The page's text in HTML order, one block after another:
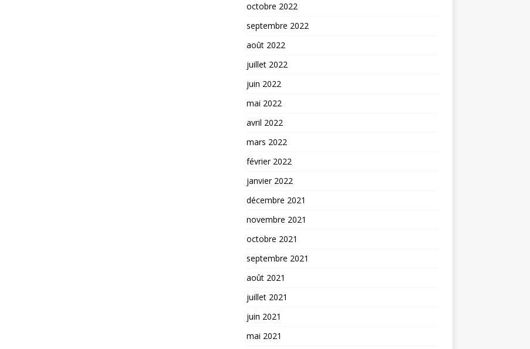
octobre 2022
septembre 2022
août 2022
juillet 2022
juin 2022
mai 2022
avril 2022
mars 2022
février 2022
janvier 2022
décembre 2021
novembre 2021
octobre 2021
septembre 2021
août 2021
juillet 2021
juin 2021
mai 2021